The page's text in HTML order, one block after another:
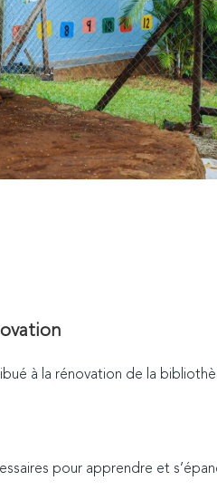
à la rénovation de la
pour apprendre et